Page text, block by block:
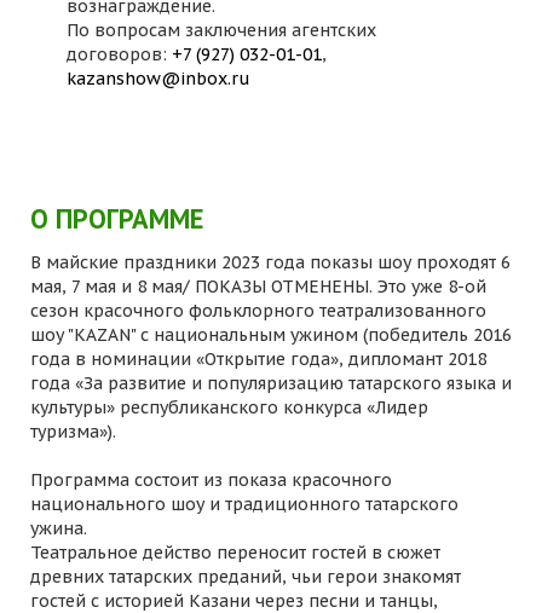
вознаграждение.
По вопросам заключения агентских
договоров: +7 (927) 032-01-01,
kazanshow@inbox.ru
О ПРОГРАММЕ
В майские праздники 2023 года показы шоу проходят 6
мая, 7 мая и 8 мая/ ПОКАЗЫ ОТМЕНЕНЫ. Это уже 8-ой
сезон красочного фольклорного театрализованного
шоу "KAZAN" с национальным ужином (победитель 2016
года в номинации «Открытие года», дипломант 2018
года «За развитие и популяризацию татарского языка и
культуры» республиканского конкурса «Лидер
туризма»).
Программа состоит из показа красочного
национального шоу и традиционного татарского
ужина.
Театральное действо переносит гостей в сюжет
древних татарских преданий, чьи герои знакомят
гостей с историей Казани через песни и танцы,